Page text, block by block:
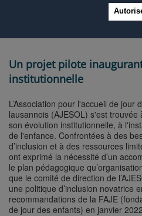
engagent différents acteurs tels
structure, les équipes éducatives,
Un projet pilote
institutionnelle
L’Association pour l'accueil de jour
lausannois (AJESOL) s'est
son évolution institutionnelle, à
de l'enfance. Confrontées à des
d’inclusion et à des ressources
ont exprimé la nécessité d’un
le plan pédagogique
que le comité de direction de
une politique d’inclusion novatrice
recommandations de la FAJE
de jour des enfants) en janvier